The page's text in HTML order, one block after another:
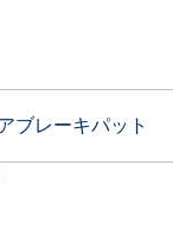
ブレーキパット